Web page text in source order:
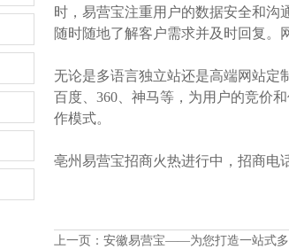
时，易营宝注重用户的数据安全和沟
随时随地了解客户需求并及时回复。
无论是多语言独立站还是高端网站定
百度、360、神马等，为用户的竞价
作模式。
亳州易营宝招商火热进行中，招商电
上一页： 安徽易营宝——为您打造一站式多